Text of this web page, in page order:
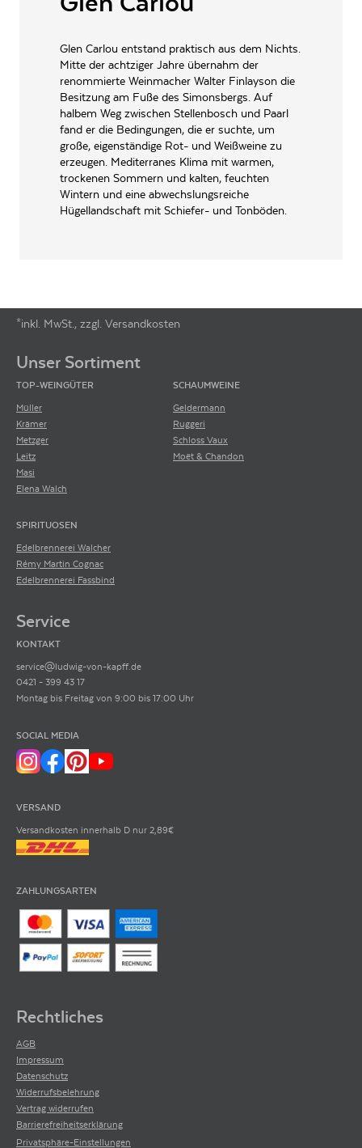
PRODUKTTYP
PRODUZENT / ABFÜLLER / HERSTELLER
Glen Carlou Vineyards
Pty.Ltd. Po Box 23,,
Klapmuts, 7625,SA
WEINTYPGESCHMACK Trocken
6004270002492
ARTIKELNUMMER 136272
Glen Carlou entstand praktisch aus dem Nichts.
Mitte der achtziger Jahre übernahm der
renommierte Weinmacher Walter Finlayson die
Besitzung am Fuße des Simonsbergs. Auf
halbem Weg zwischen Stellenbosch und Paarl
fand er die Bedingungen, die er suchte, um
große, eigenständige Rot- und Weißweine zu
erzeugen. Mediterranes Klima mit warmen,
trockenen Sommern und kalten, feuchten
Wintern und eine abwechslungsreiche
Hügellandschaft mit Schiefer- und Tonböden.
*inkl. MwSt., zzgl. Versandkosten
Unser Sortiment
TOP-WEINGÜTER
Müller
Krämer
Metzger
Leitz
Masi
Elena Walch
SCHAUMWEINE
Geldermann
Ruggeri
Schloss Vaux
Moët & Chandon
SPIRITUOSEN
Edelbrennerei Walcher
Rémy Martin Cognac
Edelbrennerei Fassbind
Service
KONTAKT
service@ludwig-von-kapff.de
0421 - 399 43 17
Montag bis Freitag von 9:00 bis 17:00 Uhr
SOCIAL MEDIA
VERSAND
Versandkosten innerhalb D nur 2,89€
ZAHLUNGSARTEN
Rechtliches
AGB
Impressum
Datenschutz
Widerrufsbelehrung
Vertrag widerrufen
Barrierefreiheitserklärung
Privatsphäre-Einstellungen